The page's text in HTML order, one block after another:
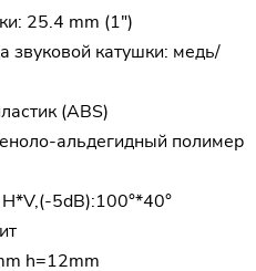
25.4 mm (1")
катушки: медь/
(ABS)
альдегидный полимер
5dB):100°*40°
h=12mm